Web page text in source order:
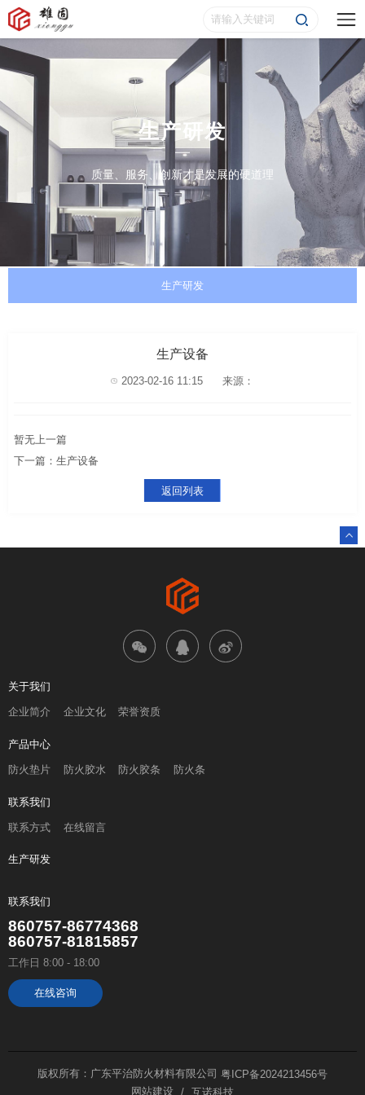
生产研发
质量、服务、创新才是发展的硬道理
生产研发
生产设备
2023-02-16 11:15 来源：
暂无上一篇
下一篇：生产设备
返回列表
关于我们
企业简介 企业文化 荣誉资质
产品中心
防火垫片 防火胶水 防火胶条 防火条
联系我们
联系方式 在线留言
生产研发
联系我们
860757-86774368
860757-81815857
工作日 8:00 - 18:00
在线咨询
版权所有：广东平治防火材料有限公司 粤ICP备2024213456号
网站建设
互诺科技